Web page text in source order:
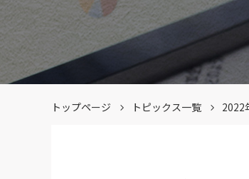
富山の農畜産物のトップへ
その他一般農産品
とやまポーク
食べる・買うのトップへ
にぎわいレシピ
エーコープマーク品
くらしのサービスのトップへ
営農情報のトップへ
事業概要のトップへ
組織図・所在地一覧
採用情報のトップへ
トップページ トピックス一覧 2022